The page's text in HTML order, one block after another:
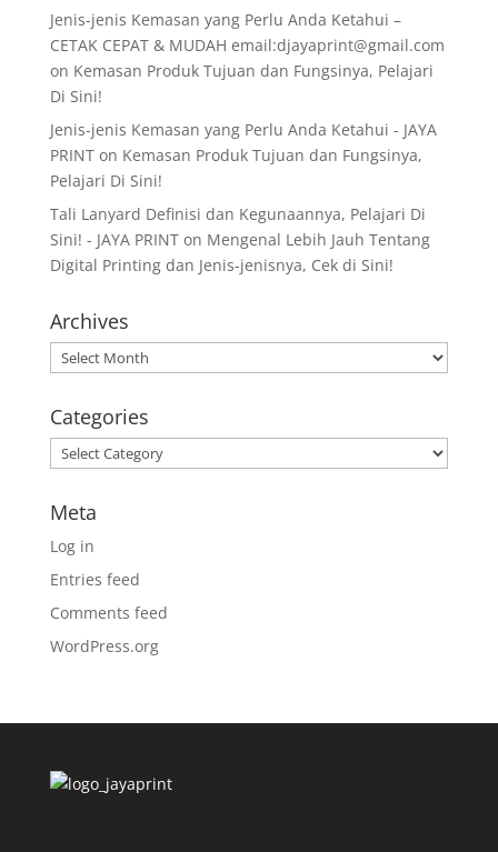
Jenis-jenis Kemasan yang Perlu Anda Ketahui –
CETAK CEPAT & MUDAH email:djayaprint@gmail.com
on Kemasan Produk Tujuan dan Fungsinya, Pelajari
Di Sini!
Jenis-jenis Kemasan yang Perlu Anda Ketahui - JAYA
PRINTon Kemasan Produk Tujuan dan Fungsinya,
Pelajari Di Sini!
Tali Lanyard Definisi dan Kegunaannya, Pelajari Di
Sini! - JAYA PRINTon Mengenal Lebih Jauh Tentang
Digital Printing dan Jenis-jenisnya, Cek di Sini!
Archives
Archives
Categories
Categories
Meta
Log in
Entries feed
Comments feed
WordPress.org